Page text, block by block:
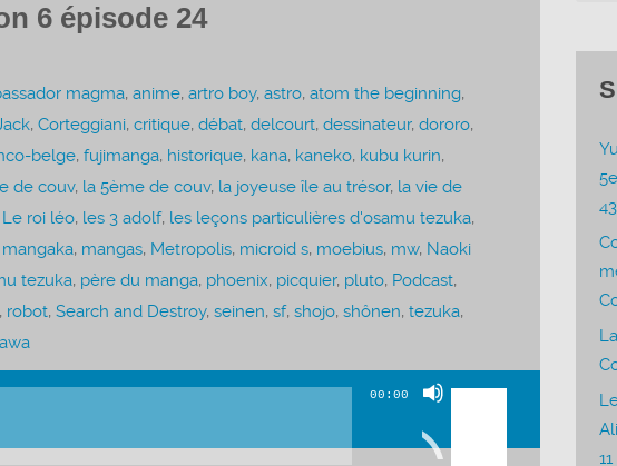
6 épisode 24
magma, anime, artro boy, astro, atom the beginning,
, Corteggiani, critique, débat, delcourt, dessinateur, dororo,
belge, fujimanga, historique, kana, kaneko, kubu kurin,
de couv, la 5ème de couv, la joyeuse île au trésor, la vie de
Le roi léo, les 3 adolf, les leçons particulières d'osamu tezuka,
mangaka, mangas, Metropolis, microid s, moebius, mw, Naoki
tezuka, père du manga, phoenix, picquier, pluto, Podcast,
robot, Search and Destroy, seinen, sf, shojo, shônen, tezuka,
00:00
Utilisez
flèches
43